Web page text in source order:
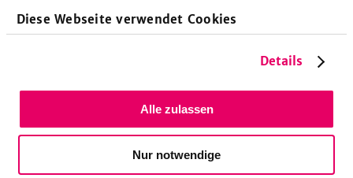
Diese Webseite verwendet Cookies
Details
Alle zulassen
Nur notwendige